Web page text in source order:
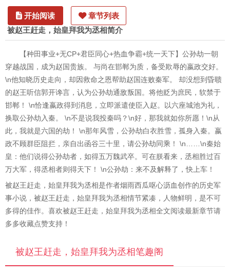
开始阅读 章节列表
被赵王赶走，始皇拜我为丞相简介
【种田事业+无CP+君臣同心+热血争霸+统一天下】公孙劫一朝
穿越战国，成为赵国贵族。 与尚在邯郸为质，备受欺辱的嬴政交好。
\n他知晓历史走向，却因救命之恩帮助赵国连败秦军。 却没想到昏聩
的赵王听信郭开谗言，认为公孙劫通敌叛国。将他贬为庶民，软禁于
邯郸！ \n恰逢嬴政得到消息，立即派遣使臣入赵。以六座城池为礼，
换取公孙劫入秦。 \n不是说我投秦吗？\n好，那我就如你所愿！\n从
此，我就是六国的劫！ \n那年风雪，公孙劫白衣胜雪，孤身入秦。嬴
政不顾群臣阻拦，亲自出函谷三十里，请公孙劫同乘！ \n……\n秦始
皇：他们说得公孙劫者，如得五万魏武卒。可在朕看来，丞相胜过百
万大军，得丞相者则得天下！ \n公孙劫：来不及解释了，快上车！
被赵王赶走，始皇拜我为丞相是作者烟雨西瓜呕心沥血创作的历史军
事小说，被赵王赶走，始皇拜我为丞相情节紧凑，人物鲜明，是不可
多得的佳作。喜欢被赵王赶走，始皇拜我为丞相全文阅读最新章节请
多多收藏点赞支持！
被赵王赶走，始皇拜我为丞相笔趣阁